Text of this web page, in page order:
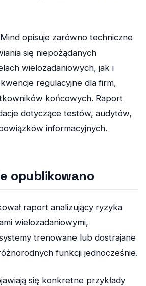
opisuje zarówno techniczne
się niepożądanych
wielozadaniowych, jak i
regulacyjne dla firm,
końcowych. Raport
dotyczące testów, audytów,
informacyjnych.
opublikowano
raport analizujący ryzyka
wielozadaniowymi,
trenowane lub dostrajane
funkcji jednocześnie.
się konkretne przykłady